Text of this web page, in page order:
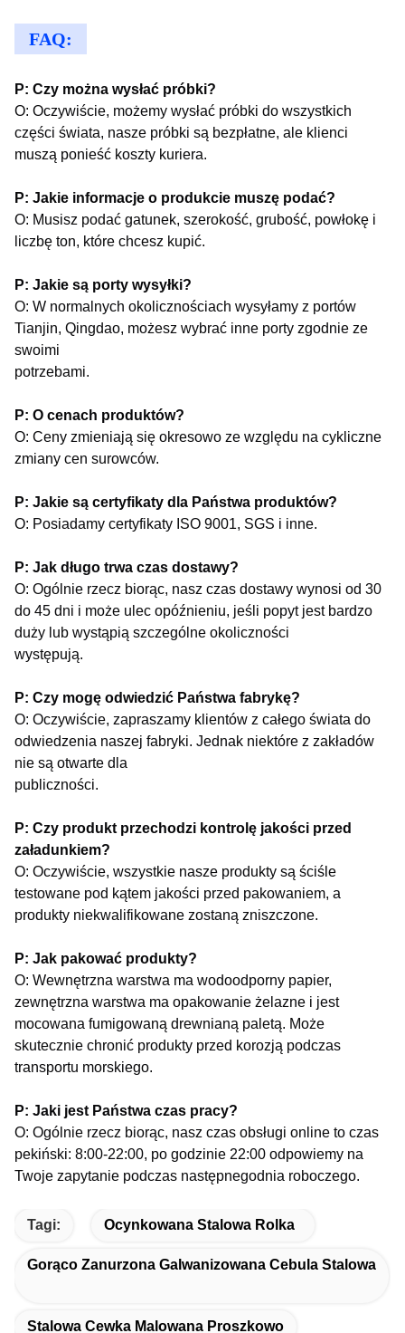
FAQ:
P: Czy można wysłać próbki?
O: Oczywiście, możemy wysłać próbki do wszystkich
części świata, nasze próbki są bezpłatne, ale klienci
muszą ponieść koszty kuriera.
P: Jakie informacje o produkcie muszę podać?
O: Musisz podać gatunek, szerokość, grubość, powłokę i
liczbę ton, które chcesz kupić.
P: Jakie są porty wysyłki?
O: W normalnych okolicznościach wysyłamy z portów
Tianjin, Qingdao, możesz wybrać inne porty zgodnie ze
swoimi
potrzebami.
P: O cenach produktów?
O: Ceny zmieniają się okresowo ze względu na cykliczne
zmiany cen surowców.
P: Jakie są certyfikaty dla Państwa produktów?
O: Posiadamy certyfikaty ISO 9001, SGS i inne.
P: Jak długo trwa czas dostawy?
O: Ogólnie rzecz biorąc, nasz czas dostawy wynosi od 30
do 45 dni i może ulec opóźnieniu, jeśli popyt jest bardzo
duży lub wystąpią szczególne okoliczności
występują.
P: Czy mogę odwiedzić Państwa fabrykę?
O: Oczywiście, zapraszamy klientów z całego świata do
odwiedzenia naszej fabryki. Jednak niektóre z zakładów
nie są otwarte dla
publiczności.
P: Czy produkt przechodzi kontrolę jakości przed
załadunkiem?
O: Oczywiście, wszystkie nasze produkty są ściśle
testowane pod kątem jakości przed pakowaniem, a
produkty niekwalifikowane zostaną zniszczone.
P: Jak pakować produkty?
O: Wewnętrzna warstwa ma wodoodporny papier,
zewnętrzna warstwa ma opakowanie żelazne i jest
mocowana fumigowaną drewnianą paletą. Może
skutecznie chronić produkty przed korozją podczas
transportu morskiego.
P: Jaki jest Państwa czas pracy?
O: Ogólnie rzecz biorąc, nasz czas obsługi online to czas
pekiński: 8:00-22:00, po godzinie 22:00 odpowiemy na
Twoje zapytanie podczas następnegodnia roboczego.
Tagi: Ocynkowana Stalowa Rolka
Gorąco Zanurzona Galwanizowana Cebula Stalowa
Stalowa Cewka Malowana Proszkowo